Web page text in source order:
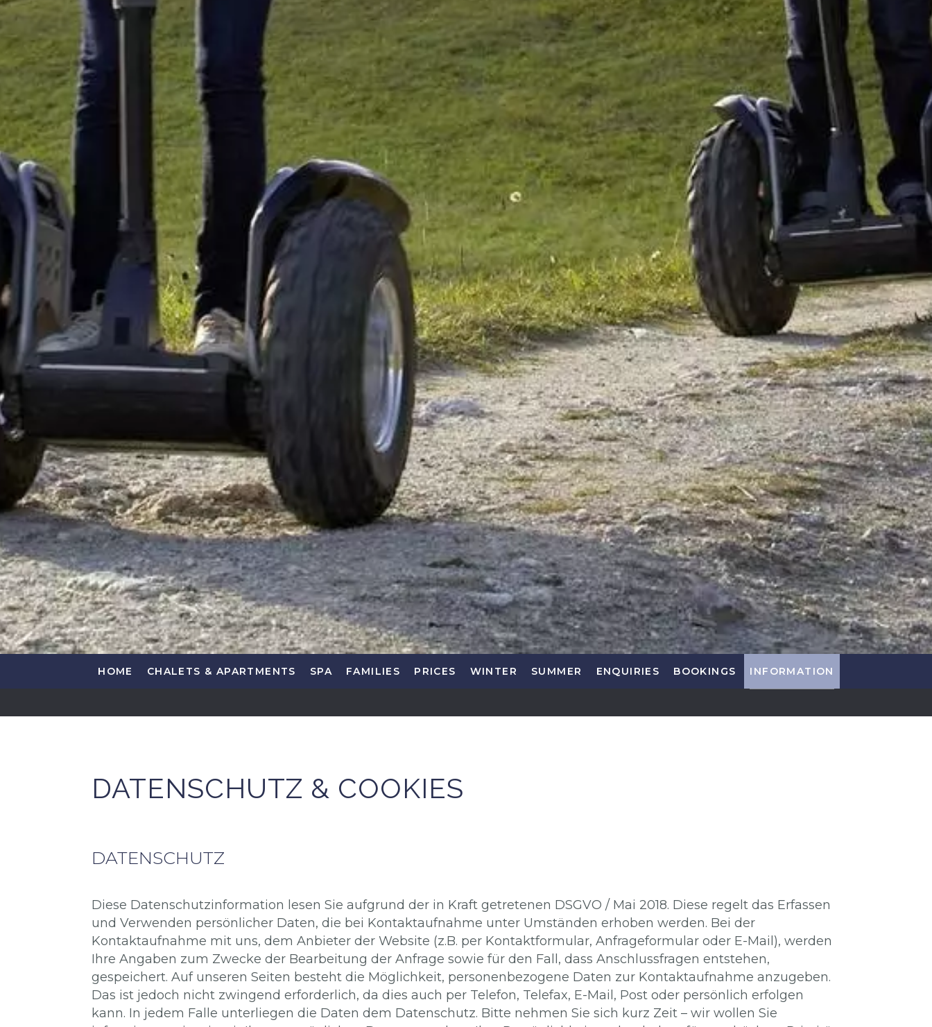
HOME CHALETS & APARTMENTS SPA FAMILIES PRICES WINTER SUMMER ENQUIRIES BOOKINGS INFORMATION
DATENSCHUTZ & COOKIES
DATENSCHUTZ
Diese Datenschutzinformation lesen Sie aufgrund der in Kraft getretenen DSGVO / Mai 2018. Diese regelt das Erfassen
und Verwenden persönlicher Daten, die bei Kontaktaufnahme unter Umständen erhoben werden. Bei der
Kontaktaufnahme mit uns, dem Anbieter der Website (z.B. per Kontaktformular, Anfrageformular oder E-Mail), werden
Ihre Angaben zum Zwecke der Bearbeitung der Anfrage sowie für den Fall, dass Anschlussfragen entstehen,
gespeichert. Auf unseren Seiten besteht die Möglichkeit, personenbezogene Daten zur Kontaktaufnahme anzugeben.
Das ist jedoch nicht zwingend erforderlich, da dies auch per Telefon, Telefax, E-Mail, Post oder persönlich erfolgen
kann. In jedem Falle unterliegen die Daten dem Datenschutz. Bitte nehmen Sie sich kurz Zeit – wir wollen Sie